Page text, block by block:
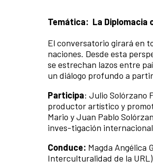
Temática: La Diplomacia
El conversatorio girará en
naciones. Desde esta
se estrechan lazos entre
un diálogo profundo a
Participa: Julio Solórzano
productor artístico y
Mario y Juan Pablo
inves-tigación
Conduce: Magda Angélica
Interculturalidad de la